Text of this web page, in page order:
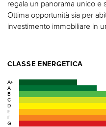
regala un panorama unico e
Ottima opportunità sia per
investimento immobiliare in
CLASSE ENERGETICA
A+
A
B
C
D
E
F
G